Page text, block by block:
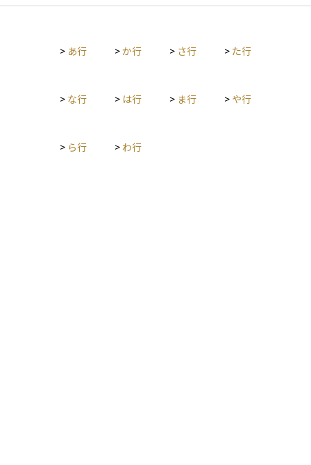
ており、相続時精算課税制度や住宅取得資金贈与の非課税枠な
ど、税負担を軽減できる仕組みがあります。また、相続税で
も、直系卑属は財産承継の中心的存在です。遺留分（いりゅう
には、直系卑属という法律上の概念を正しく理解することが不
続人になります。相続税の基礎控除額の計算や遺産分割の際に
> あ行 >か行 > さ行 > た行
> な行 > は行 > ま行 > や行
> ら行 > わ行